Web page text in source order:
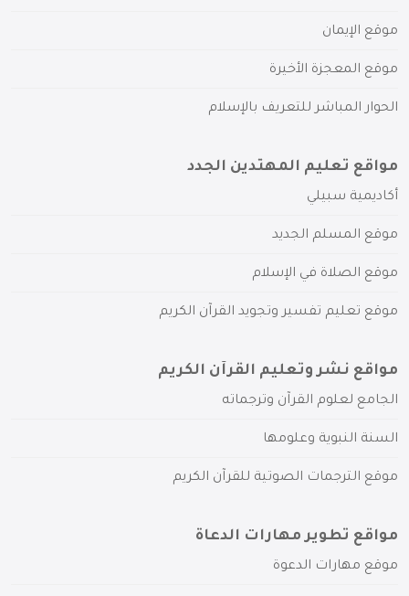
موقع الإيمان
موقع المعجزة الأخيرة
الحوار المباشر للتعريف بالإسلام
مواقع تعليم المهتدين الجدد
أكاديمية سبيلي
موقع المسلم الجديد
موقع الصلاة في الإسلام
موقع تعليم تفسير وتجويد القرآن الكريم
مواقع نشر وتعليم القرآن الكريم
الجامع لعلوم القرآن وترجماته
السنة النبوية وعلومها
موقع الترجمات الصوتية للقرآن الكريم
مواقع تطوير مهارات الدعاة
موقع مهارات الدعوة